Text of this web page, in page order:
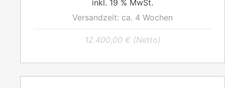
inkl. 19 % MwSt.
Versandzeit: ca. 4 Wochen
12.400,00 € (Netto)